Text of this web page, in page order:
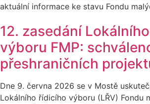
aktuální informace ke stavu Fondu
12. zasedání
výboru FMP:
přeshraničních
Dne 9. června 2026 se v Mostě
Lokálního řídicího výboru (LŘV) Fondu